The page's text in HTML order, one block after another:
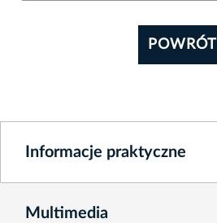
POWRÓT
Informacje praktyczne
Multimedia